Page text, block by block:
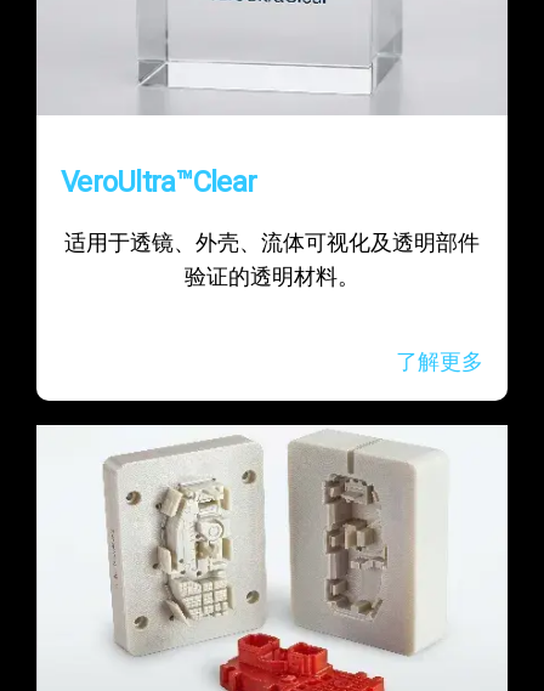
VeroUltra™Clear
适用于透镜、外壳、流体可视化及透明部件
验证的透明材料。
了解更多